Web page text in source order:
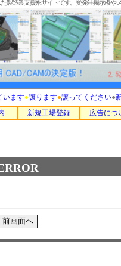
製造業支援系サイトです。受発注掲示板
います●譲ります●譲ってください●
新規工場登録 広告につ